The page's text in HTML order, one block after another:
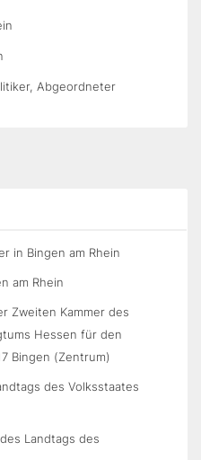
Abgeordneter
in Bingen am Rhein
am Rhein
Zweiten Kammer des
Hessen für den
Bingen (Zentrum)
des Volksstaates
Landtags des